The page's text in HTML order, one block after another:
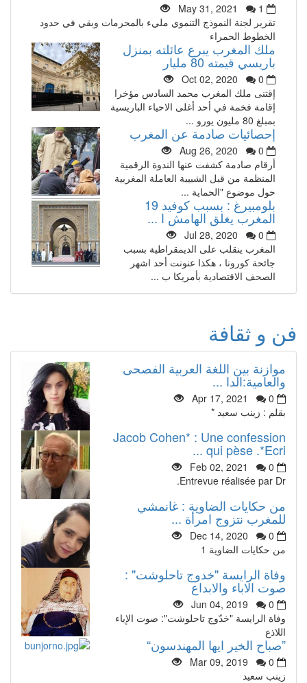
May 31, 2021
1
تقرير لجنة النموذج التنموي مليء بالمحرمات وبقي في حدود
الخطوط الحمراء
ملك المغرب يبرع عائلته بمنزل
باريسي قيمته 80 مليار
Oct 02, 2020
0
إقتنى ملك المغرب محمد السادس مؤخرا
إقامة فخمة في أحد أغلى الاحياء الباريسية
بمبلغ 80 مليون يورو ...
إحصائيات صادمة عن المغرب
Aug 26, 2020
0
أرقام صادمة كشفت عنها الندوة الرقمية
المنظمة من قبل الشبيبة العاملة المغربية
حول موضوع "الحماية ...
بلومبيرغ : بسبب كوفيد 19
المغرب يغلق الهامش ا ...
Jul 28, 2020
0
المغرب ينقلب على الديمقراطية بسبب
جائحة كورونا ، هكذا عنونت أحد اشهر
الصحف الاقتصادية بأمريكا ب ...
فن و ثقافة
موازنة بين اللغة العربية الفصحى
والعامية:الدا ...
Apr 17, 2021
0
بقلم : زينب سعيد *
Jacob Cohen* : Une confession
qui pèse .*Ecri ...
Feb 02, 2021
0
Entrevue réalisée par Dr.
من حكايات الضاوية : غانمشي
للمغرب نتزوج امرأة ...
Dec 14, 2020
0
من حكايات الضاوية 1
وفاة الرايسة "خدوج تاحلوشت" :
صوت الاباء والابداع
Jun 04, 2019
0
وفاة الرايسة "خدّوج تاحلوشت": صوت الإباء
اللاذع
”صباح الخير ايها المهندسون“
Mar 09, 2019
0
زينب سعيد